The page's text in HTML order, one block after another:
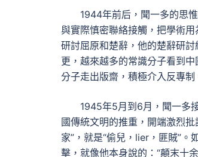
1944年前后，聞一多的思
與實際慎密聯絡接觸，把學術
研討屈原和楚辭，他的楚辭研
更，越來越多的常識分子看到
分子走出版齋，積極介入反專
1945年5月到6月，聞一多
國傳統文明的推重，開端激烈
家”，就是“偷兒，lier，匪賊”
擊，就像他本身說的：“顛末十